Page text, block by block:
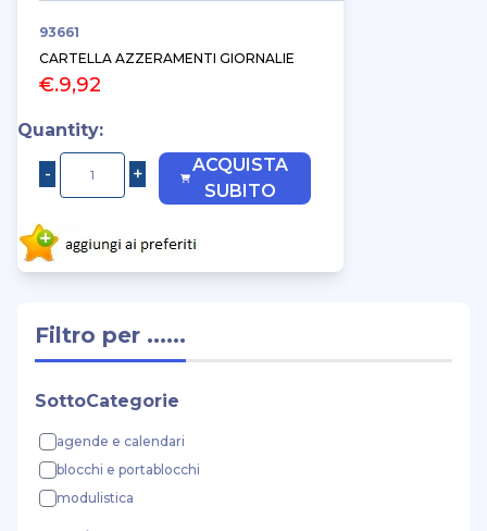
Filtro per ......
SottoCategorie
agende e calendari
blocchi e portablocchi
modulistica
93661
CARTELLA AZZERAMENTI GIORNALIE
€.9,92
Quantity:
ACQUISTA
SUBITO